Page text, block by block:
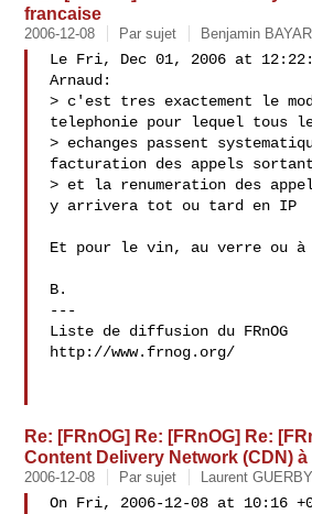
francaise
2006-12-08 Par sujet Benjamin
Le Fri, Dec 01, 2006 at
Arnaud:
> c'est tres exactement le
telephonie pour lequel tous
> echanges passent
facturation des appels
> et la renumeration des
y arrivera tot ou tard en IP
Et pour le vin, au verre ou à
B.
---
Liste de diffusion du FRnOG
http://www.frnog.org/
Re: [FRnOG] Re: [FRnOG] Re:
Content Delivery Network (CDN)
2006-12-08 Par sujet Laurent GUERBY
On Fri, 2006-12-08 at 10:16